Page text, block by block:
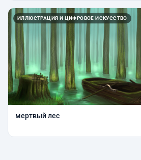
ИЛЛЮСТРАЦИЯ И ЦИФРОВОЕ ИСКУССТВО
мертвый лес